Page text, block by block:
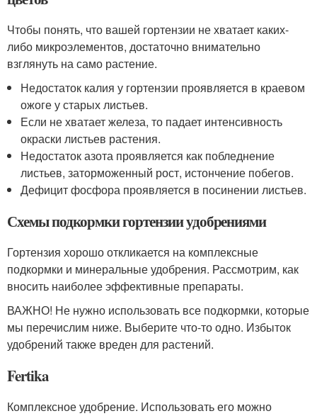
Чтобы понять, что вашей гортензии не хватает каких-
либо микроэлементов, достаточно внимательно
взглянуть на само растение.
Недостаток калия у гортензии проявляется в краевом
ожоге у старых листьев.
Если не хватает железа, то падает интенсивность
окраски листьев растения.
Недостаток азота проявляется как побледнение
листьев, заторможенный рост, истончение побегов.
Дефицит фосфора проявляется в посинении листьев.
Схемы подкормки гортензии удобрениями
Гортензия хорошо откликается на комплексные
подкормки и минеральные удобрения. Рассмотрим, как
вносить наиболее эффективные препараты.
ВАЖНО! Не нужно использовать все подкормки, которые
мы перечислим ниже. Выберите что-то одно. Избыток
удобрений также вреден для растений.
Fertika
Комплексное удобрение. Использовать его можно